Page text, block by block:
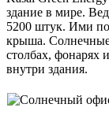
здание в мире.
5200 штук. Ими
крыша. Солнечные
столбах, фонарях
внутри здания.